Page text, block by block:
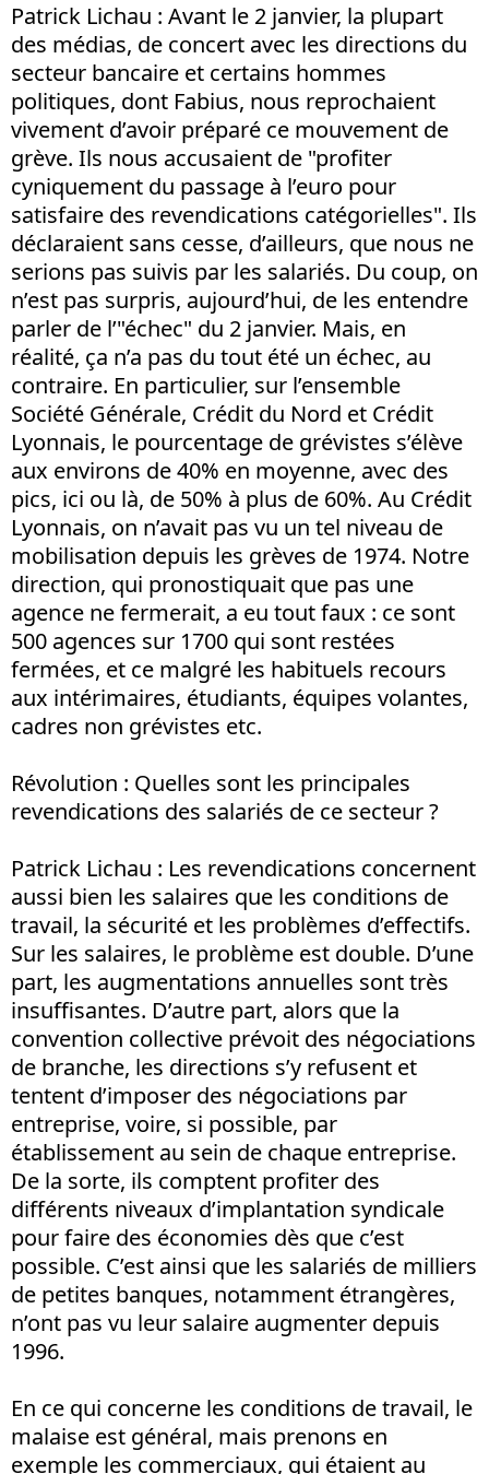
Patrick Lichau : Avant le 2 janvier, la plupart
des médias, de concert avec les directions du
secteur bancaire et certains hommes
politiques, dont Fabius, nous reprochaient
vivement d’avoir préparé ce mouvement de
grève. Ils nous accusaient de "profiter
cyniquement du passage à l’euro pour
satisfaire des revendications catégorielles". Ils
déclaraient sans cesse, d’ailleurs, que nous ne
serions pas suivis par les salariés. Du coup, on
n’est pas surpris, aujourd’hui, de les entendre
parler de l’"échec" du 2 janvier. Mais, en
réalité, ça n’a pas du tout été un échec, au
contraire. En particulier, sur l’ensemble
Société Générale, Crédit du Nord et Crédit
Lyonnais, le pourcentage de grévistes s’élève
aux environs de 40% en moyenne, avec des
pics, ici ou là, de 50% à plus de 60%. Au Crédit
Lyonnais, on n’avait pas vu un tel niveau de
mobilisation depuis les grèves de 1974. Notre
direction, qui pronostiquait que pas une
agence ne fermerait, a eu tout faux : ce sont
500 agences sur 1700 qui sont restées
fermées, et ce malgré les habituels recours
aux intérimaires, étudiants, équipes volantes,
cadres non grévistes etc.
Révolution : Quelles sont les principales
revendications des salariés de ce secteur ?
Patrick Lichau : Les revendications concernent
aussi bien les salaires que les conditions de
travail, la sécurité et les problèmes d’effectifs.
Sur les salaires, le problème est double. D’une
part, les augmentations annuelles sont très
insuffisantes. D’autre part, alors que la
convention collective prévoit des négociations
de branche, les directions s’y refusent et
tentent d’imposer des négociations par
entreprise, voire, si possible, par
établissement au sein de chaque entreprise.
De la sorte, ils comptent profiter des
différents niveaux d’implantation syndicale
pour faire des économies dès que c’est
possible. C’est ainsi que les salariés de milliers
de petites banques, notamment étrangères,
n’ont pas vu leur salaire augmenter depuis
1996.
En ce qui concerne les conditions de travail, le
malaise est général, mais prenons en
exemple les commerciaux, qui étaient au